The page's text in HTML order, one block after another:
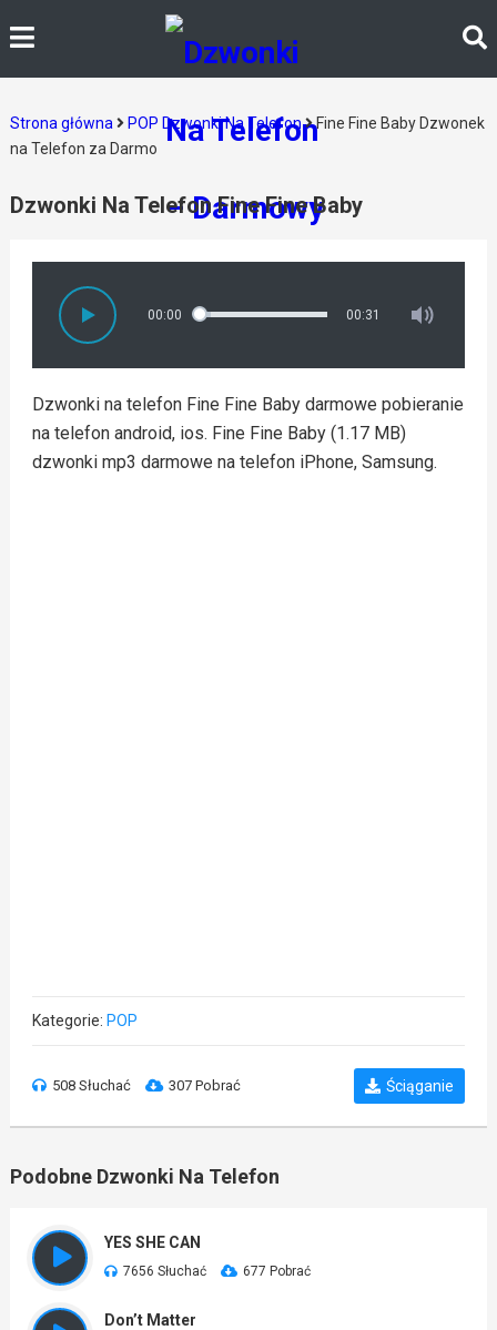
Strona główna POP Dzwonki Na Telefon
Fine Fine Baby Dzwonek
na Telefon za Darmo
Dzwonki Na Telefon Fine Fine Baby
00:00 00:31
Dzwonki na telefon Fine Fine Baby darmowe pobieranie
na telefon android, ios. Fine Fine Baby (1.17 MB)
dzwonki mp3 darmowe na telefon iPhone, Samsung.
Kategorie: POP
508 Słuchać 307 Pobrać Ściąganie
Podobne Dzwonki Na Telefon
YES SHE CAN
7656 Słuchać 677 Pobrać
Don’t Matter